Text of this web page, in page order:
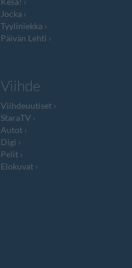
Jocka
Tyyliniekka
Päivän Lehti
Viihde
Viihdeuutiset
StaraTV
Autot
Digi
Pelit
Elokuvat